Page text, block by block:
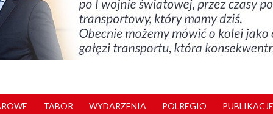
TABOR WYDARZENIA POLREGIO